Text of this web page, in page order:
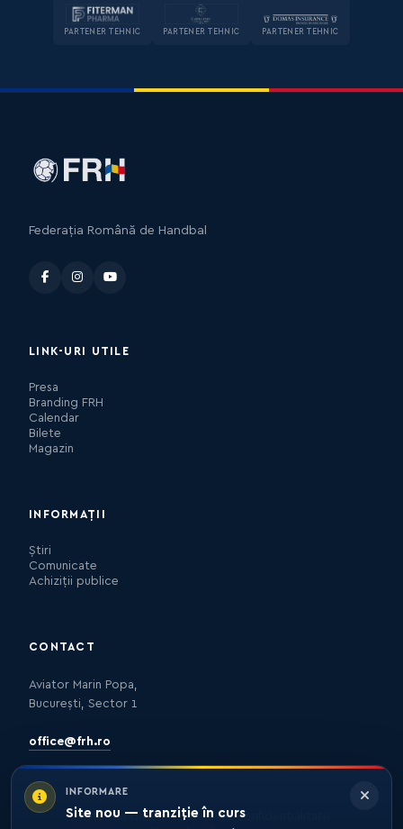
PARTENER TEHNIC PARTENER TEHNIC PARTENER TEHNIC
INFORMARE
Site nou — tranziție în curs
Federația Română de Handbal
LINK-URI UTILE
Presa
Branding FRH
Calendar
Bilete
Magazin
INFORMAȚII
Știri
Comunicate
Achiziții publice
CONTACT
Aviator Marin Popa,
București, Sector 1
office@frh.ro
Protecția datelorPolitica de confidențialitate